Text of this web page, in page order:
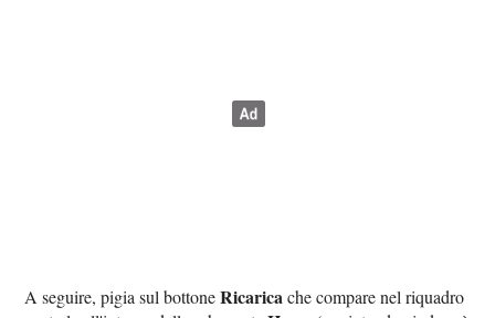
A seguire, pigia sul bottoneRicaricache compare nel riquadro